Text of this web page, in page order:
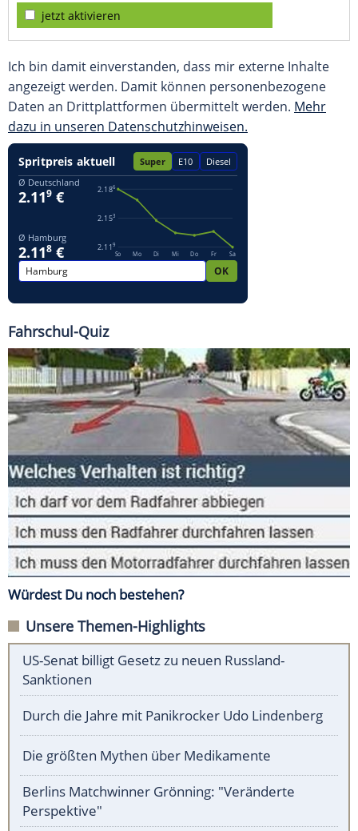
jetzt aktivieren
Ich bin damit einverstanden, dass mir externe Inhalte
angezeigt werden. Damit können personenbezogene
Daten an Drittplattformen übermittelt werden. Mehr
dazu in unseren Datenschutzhinweisen.
Fahrschul-Quiz
Würdest Du noch bestehen?
Unsere Themen-Highlights
US-Senat billigt Gesetz zu neuen Russland-
Sanktionen
Durch die Jahre mit Panikrocker Udo Lindenberg
Die größten Mythen über Medikamente
Berlins Matchwinner Grönning: "Veränderte
Perspektive"